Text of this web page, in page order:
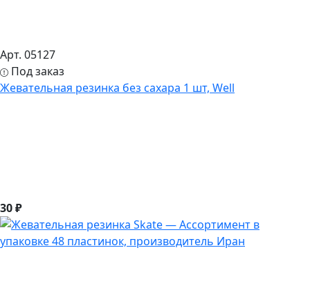
Арт. 05127
Под заказ
Жевательная резинка без сахара 1 шт, Well
30 ₽